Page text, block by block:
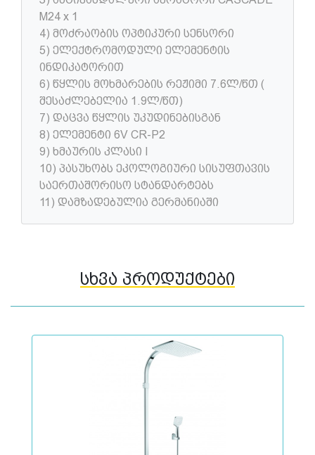
M24 x 1
4) მოძრაობის ოპტიკური სენსორი
5) ელექტრომოდული ელემენტის
ინდიკატორით
6) წყლის მოხმარების რეჟიმი 7.6ლ/წთ (
შესაძლებელია 1.9ლ/წთ)
7) დაცვა წყლის უკუდინებისგან
8) ელემენტი 6V CR-P2
9) ხმაურის კლასი I
10) პასუხობს ეკოლოგიური სისუფთავის
საერთაშორისო სტანდარტებს
11) დამზადებულია გერმანიაში
სხვა პროდუქტები